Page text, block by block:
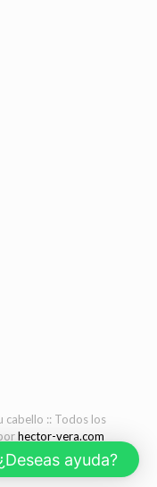
cabello :: Todos los
hector-vera.com
ayuda?